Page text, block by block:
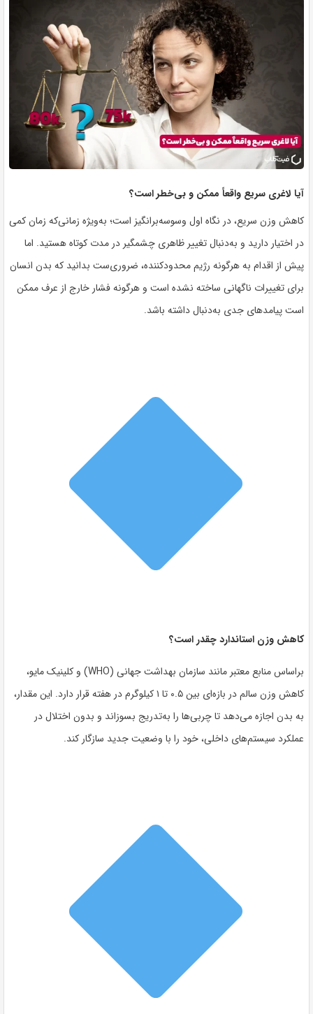
آیا لاغری سریع واقعاً ممکن و بی‌خطر است؟
کاهش وزن سریع، در نگاه اول وسوسه‌برانگیز است؛ به‌ویژه زمانی‌که زمان کمی
در اختیار دارید و به‌دنبال تغییر ظاهری چشمگیر در مدت کوتاه هستید. اما
پیش از اقدام به هرگونه رژیم محدودکننده، ضروری‌ست بدانید که بدن انسان
برای تغییرات ناگهانی ساخته نشده است و هرگونه فشار خارج از عرف ممکن
است پیامدهای جدی به‌دنبال داشته باشد.
کاهش وزن استاندارد چقدر است؟
براساس منابع معتبر مانند سازمان بهداشت جهانی (WHO) و کلینیک مایو،
کاهش وزن سالم در بازه‌ای بین۰.۵ تا ۱ کیلوگرم در هفته
قرار دارد. این مقدار،
به بدن اجازه می‌دهد تا چربی‌ها را به‌تدریج بسوزاند و بدون اختلال در
عملکرد سیستم‌های داخلی، خود را با وضعیت جدید سازگار کند.